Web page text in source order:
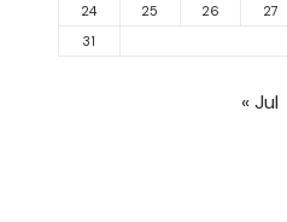
24
25 26 27
31
« Jul